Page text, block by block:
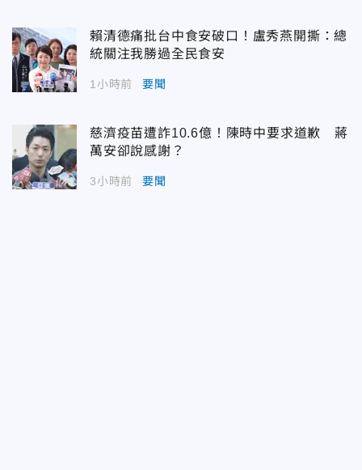
賴清德痛批台中食安破口！盧秀燕開撕：總
統關注我勝過全民食安
1小時前 要聞
慈濟疫苗遭詐10.6億！陳時中要求道歉 蔣
萬安卻說感謝？
3小時前 要聞